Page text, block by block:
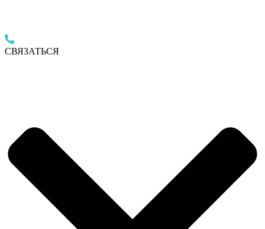
СВЯЗАТЬСЯ